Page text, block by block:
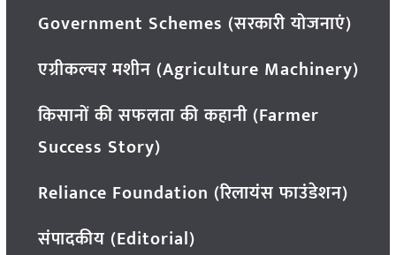
Government Schemes (सरकारी योजनाएं)
एग्रीकल्चर मशीन (Agriculture Machinery)
किसानों की सफलता की कहानी (Farmer
Success Story)
Reliance Foundation (रिलायंस फाउंडेशन)
संपादकीय (Editorial)